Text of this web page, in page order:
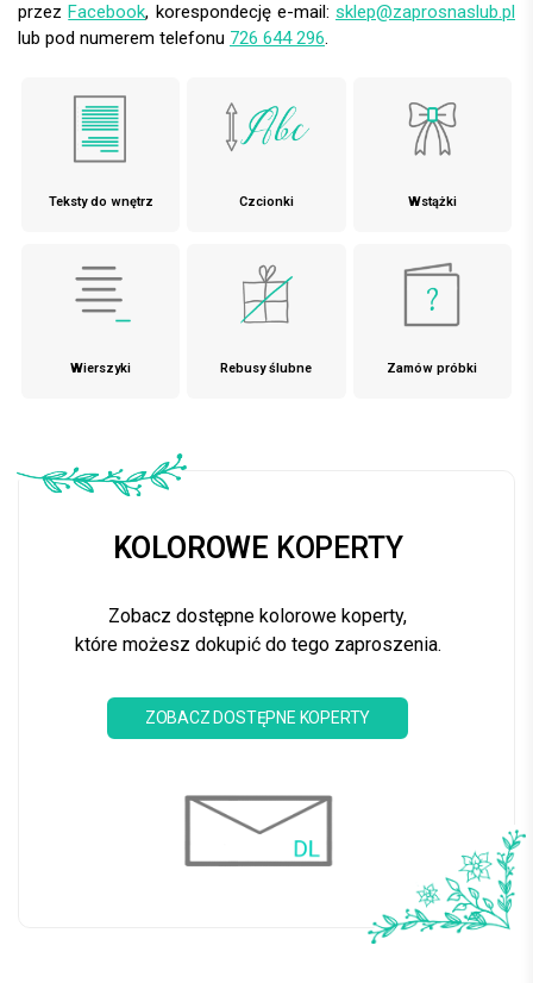
przezFacebook, korespondecję e-mail: sklep@zaprosnaslub.pl
lub pod numerem telefonu 726 644 296.
Teksty do wnętrz Czcionki Wstążki
Wierszyki Rebusy ślubne Zamów próbki
KOLOROWE KOPERTY
Zobacz dostępne kolorowe koperty,
które możesz dokupić do tego zaproszenia.
ZOBACZ DOSTĘPNE KOPERTY